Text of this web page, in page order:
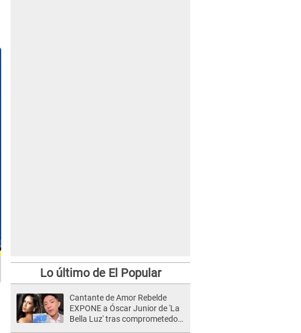
Lo último de El Popular
Cantante de Amor Rebelde
EXPONE a Óscar Junior de 'La
Bella Luz' tras comprometedor